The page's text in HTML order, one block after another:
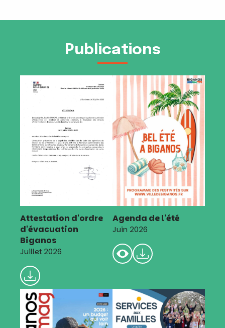
Publications
Attestation d'ordre
d'évacuation
Biganos
Juillet 2026
Agenda de l'été
Juin 2026